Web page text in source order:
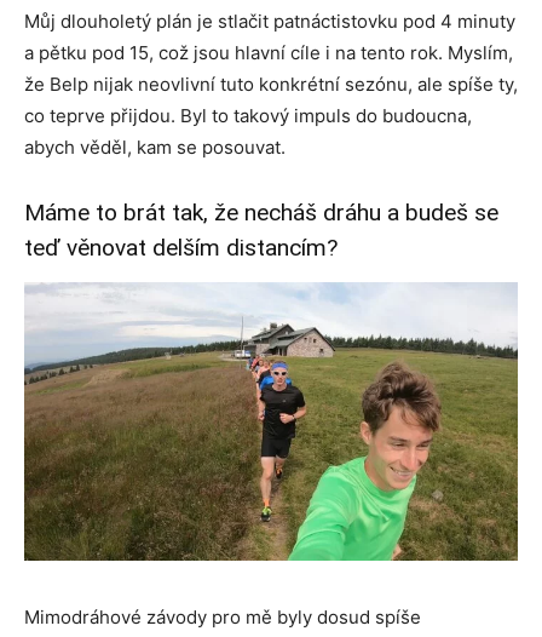
Můj dlouholetý plán je stlačit patnáctistovku pod 4 minuty
a pětku pod 15, což jsou hlavní cíle i na tento rok. Myslím,
že Belp nijak neovlivní tuto konkrétní sezónu, ale spíše ty,
co teprve přijdou. Byl to takový impuls do budoucna,
abych věděl, kam se posouvat.
Máme to brát tak, že necháš dráhu a budeš se
teď věnovat delším distancím?
Mimodráhové závody pro mě byly dosud spíše